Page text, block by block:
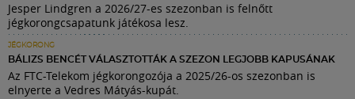
Jesper Lindgren a 2026/27-es szezonban is felnőtt
jégkorongcsapatunk játékosa lesz.
JÉGKORONG
BÁLIZS BENCÉT VÁLASZTOTTÁK A SZEZON LEGJOBB KAPUSÁNAK
Az FTC-Telekom jégkorongozója a 2025/26-os szezonban is
elnyerte a Vedres Mátyás-kupát.